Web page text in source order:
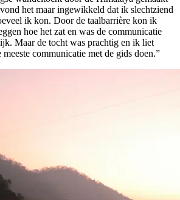
het maar ingewikkeld dat ik slechtziend
ik kon. Door de taalbarrière kon ik
hoe het zat en was de communicatie
Maar de tocht was prachtig en ik liet
communicatie met de gids doen.”